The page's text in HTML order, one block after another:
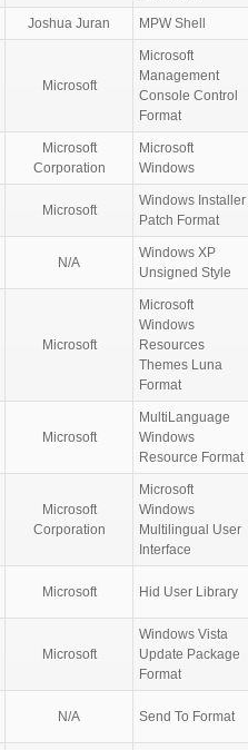
Joshua Juran MPW Shell
Microsoft
Microsoft
Management
Console Control
Format
Microsoft
Corporation
Microsoft
Windows
Microsoft
Windows Installer
Patch Format
N/A
Windows XP
Unsigned Style
Microsoft
Microsoft
Windows
Resources
Themes Luna
Format
Microsoft
MultiLanguage
Windows
Resource Format
Microsoft
Corporation
Microsoft
Windows
Multilingual User
Interface
Microsoft Hid User Library
Microsoft
Windows Vista
Update Package
Format
N/A Send To Format